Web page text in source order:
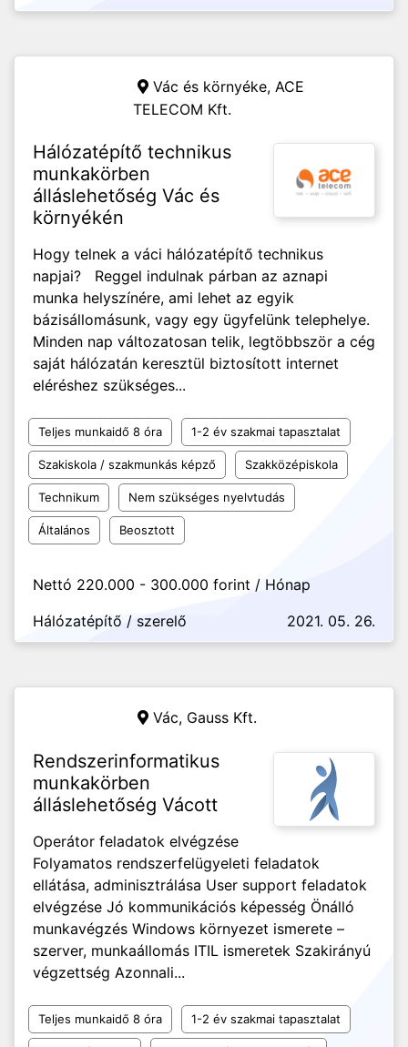
Vác és környéke, ACE
TELECOM Kft.
Hálózatépítő technikus
munkakörben
álláslehetőség Vác és
környékén
Hogy telnek a váci hálózatépítő technikus
napjai? Reggel indulnak párban az aznapi
munka helyszínére, ami lehet az egyik
bázisállomásunk, vagy egy ügyfelünk telephelye.
Minden nap változatosan telik, legtöbbször a cég
saját hálózatán keresztül biztosított internet
eléréshez szükséges...
Teljes munkaidő 8 óra 1-2 év szakmai tapasztalat
Szakiskola / szakmunkás képző Szakközépiskola
Technikum Nem szükséges nyelvtudás
Általános Beosztott
Nettó 220.000 - 300.000 forint / Hónap
Hálózatépítő / szerelő
2021. 05. 26.
Vác, Gauss Kft.
Rendszerinformatikus
munkakörben
álláslehetőség Vácott
Operátor feladatok elvégzése
Folyamatos rendszerfelügyeleti feladatok
ellátása, adminisztrálása User support feladatok
elvégzése Jó kommunikációs képesség Önálló
munkavégzés Windows környezet ismerete –
szerver, munkaállomás ITIL ismeretek Szakirányú
végzettség Azonnali...
Teljes munkaidő 8 óra 1-2 év szakmai tapasztalat